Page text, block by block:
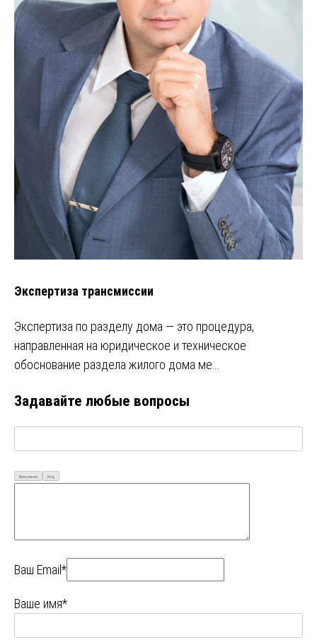
Экспертиза трансмиссии
Экспертиза по разделу дома — это процедура,
направленная на юридическое и техническое
обоснование раздела жилого дома ме…
Задавайте любые вопросы
Визуально Код
Ваш Email*
Ваше имя*